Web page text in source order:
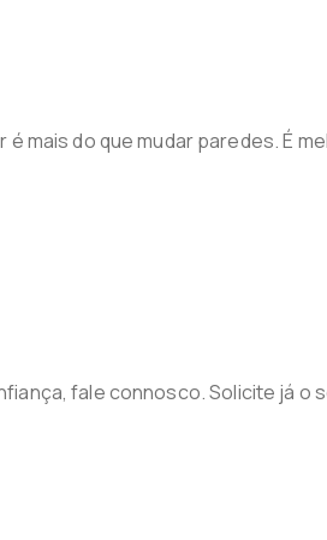
mais do que mudar paredes. É
fale connosco. Solicite já o